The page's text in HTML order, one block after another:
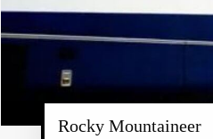
Rocky Mountaineer